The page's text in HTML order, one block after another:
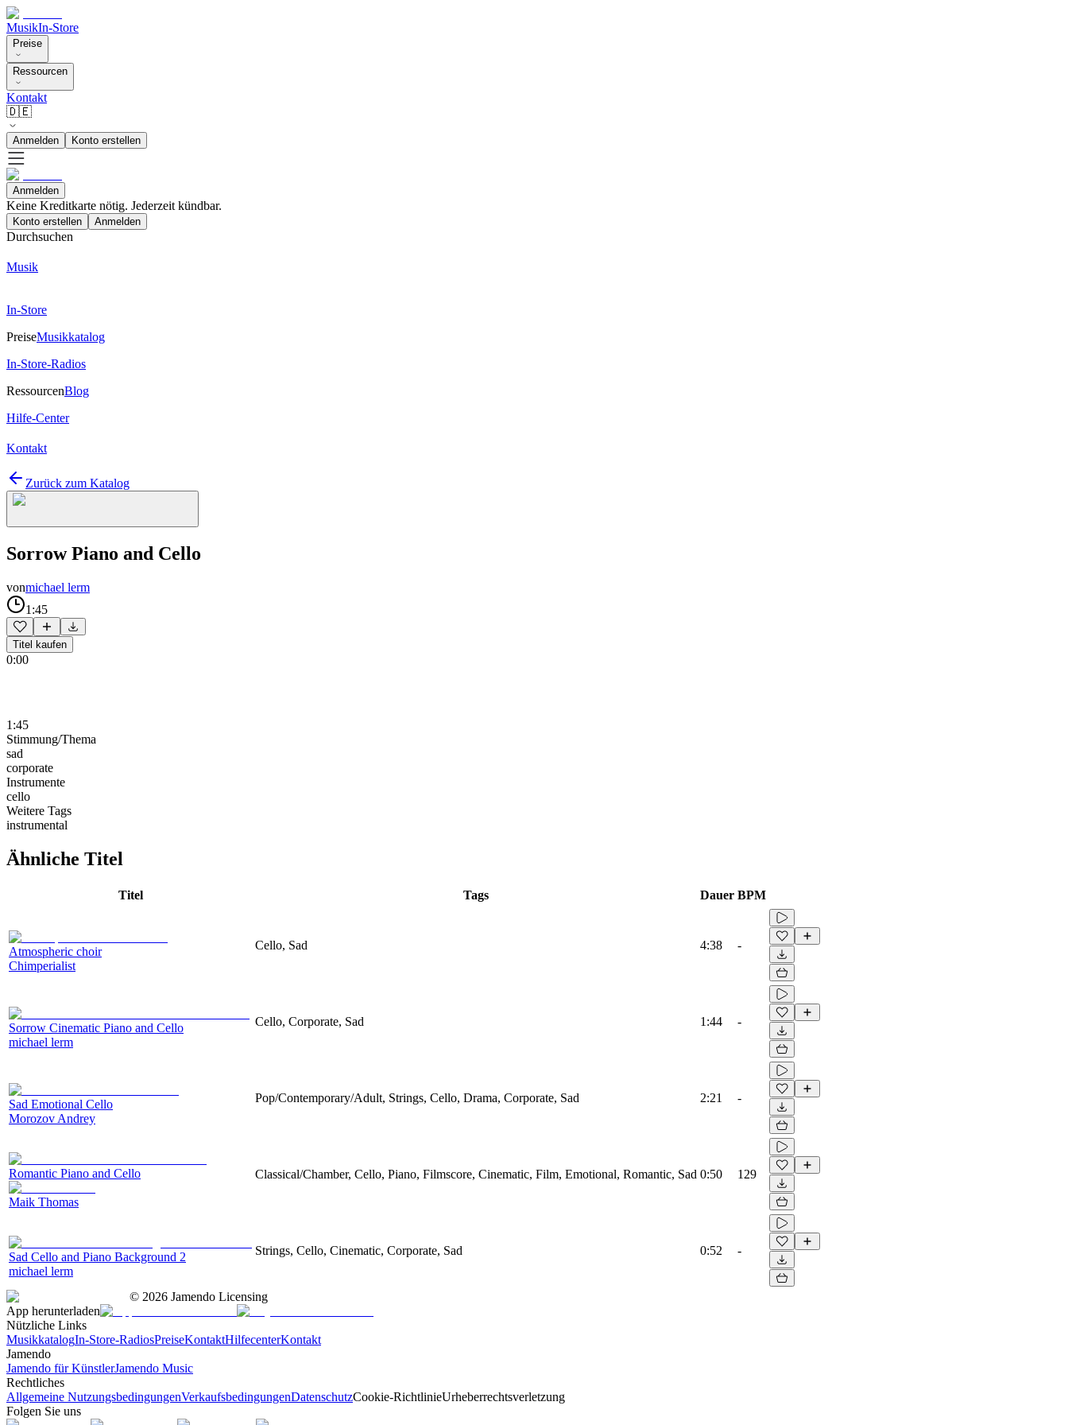
MusikIn-Store
Preise
Ressourcen
Kontakt
🇩🇪
Anmelden Konto erstellen
Anmelden
Keine Kreditkarte nötig. Jederzeit kündbar.
Konto erstellen Anmelden
Durchsuchen
Musik
In-Store
PreiseMusikkatalog
In-Store-Radios
RessourcenBlog
Hilfe-Center
Kontakt
Zurück zum Katalog
Sorrow Piano and Cello
vonmichael lerm
1:45
Titel kaufen
0:00
1:45
Stimmung/Thema
sad
corporate
Instrumente
cello
Weitere Tags
instrumental
Ähnliche Titel
Titel Tags Dauer BPM
Atmospheric choir
Chimperialist
Cello, Sad 4:38 -
Sorrow Cinematic Piano and Cello
michael lerm
Cello, Corporate, Sad 1:44 -
Sad Emotional Cello
Morozov Andrey
Pop/Contemporary/Adult, Strings, Cello, Drama, Corporate, Sad 2:21 -
Romantic Piano and Cello
Maik Thomas
Classical/Chamber, Cello, Piano, Filmscore, Cinematic, Film, Emotional, Romantic, Sad 0:50 129
Sad Cello and Piano Background 2
michael lerm
Strings, Cello, Cinematic, Corporate, Sad 0:52 -
© 2026 Jamendo Licensing
App herunterladen
Nützliche Links
MusikkatalogIn-Store-RadiosPreiseKontaktHilfecenterKontakt
Jamendo
Jamendo für KünstlerJamendo Music
Rechtliches
Allgemeine NutzungsbedingungenVerkaufsbedingungenDatenschutzCookie-RichtlinieUrheberrechtsverletzung
Folgen Sie uns